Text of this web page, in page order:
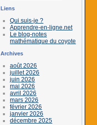
Liens
Qui suis-je ?
Apprendre-en-ligne.net
Le blog-notes
mathématique du coyote
Archives
août 2026
juillet 2026
juin 2026
mai 2026
avril 2026
mars 2026
février 2026
janvier 2026
décembre 2025